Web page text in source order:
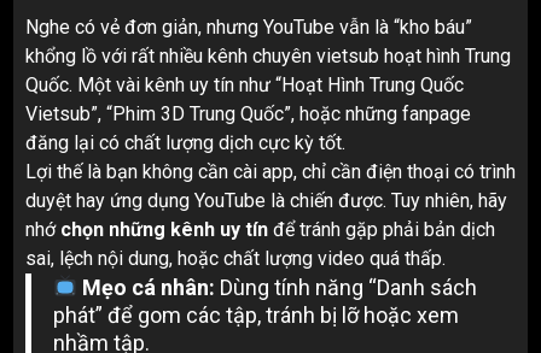
Nghe có vẻ đơn giản, nhưng YouTube vẫn là “kho báu”
khổng lồ với rất nhiều kênh chuyên vietsub hoạt hình Trung
Quốc. Một vài kênh uy tín như “Hoạt Hình Trung Quốc
Vietsub”, “Phim 3D Trung Quốc”, hoặc những fanpage
đăng lại có chất lượng dịch cực kỳ tốt.
Lợi thế là bạn không cần cài app, chỉ cần điện thoại có trình
duyệt hay ứng dụng YouTube là chiến được. Tuy nhiên, hãy
nhớ chọn những kênh uy tín để tránh gặp phải bản dịch
sai, lệch nội dung, hoặc chất lượng video quá thấp.
Mẹo cá nhân: Dùng tính năng “Danh sách
phát” để gom các tập, tránh bị lỡ hoặc xem
nhầm tập.